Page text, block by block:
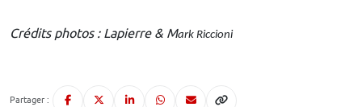
Crédits photos : Lapierre & Mark Riccioni
Partager :